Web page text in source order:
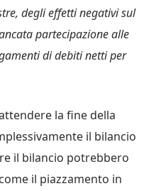
degli effetti negativi sul
partecipazione alle
di debiti netti per
la fine della
il bilancio
il bilancio potrebbero
il piazzamento in